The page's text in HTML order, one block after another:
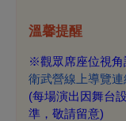
溫馨提醒
※觀眾席座位視
衛武營線上導覽連
(每場演出因舞台
準，敬請留意)